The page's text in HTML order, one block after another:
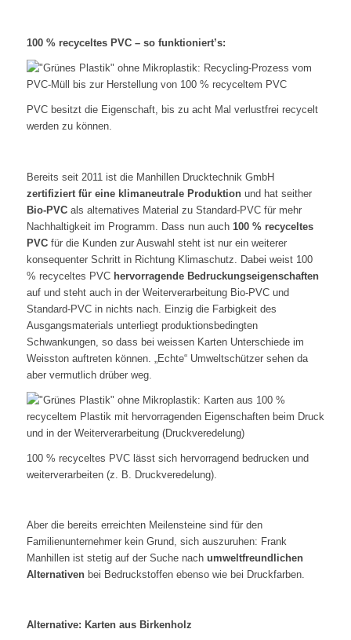
100 % recyceltes PVC – so funktioniert’s:
PVC besitzt die Eigenschaft, bis zu acht Mal verlustfrei recycelt
werden zu können.
Bereits seit 2011 ist die Manhillen Drucktechnik GmbH
zertifiziert für eine klimaneutrale Produktionund hat seither
Bio-PVCals alternatives Material zu Standard-PVC für mehr
Nachhaltigkeit im Programm. Dass nun auch 100 % recyceltes
PVCfür die Kunden zur Auswahl steht ist nur ein weiterer
konsequenter Schritt in Richtung Klimaschutz. Dabei weist 100
% recyceltes PVC hervorragende Bedruckungseigenschaften
auf und steht auch in der Weiterverarbeitung Bio-PVC und
Standard-PVC in nichts nach. Einzig die Farbigkeit des
Ausgangsmaterials unterliegt produktionsbedingten
Schwankungen, so dass bei weissen Karten Unterschiede im
Weisston auftreten können. „Echte“ Umweltschützer sehen da
aber vermutlich drüber weg.
100 % recyceltes PVC lässt sich hervorragend bedrucken und
weiterverarbeiten (z. B. Druckveredelung).
Aber die bereits erreichten Meilensteine sind für den
Familienunternehmer kein Grund, sich auszuruhen: Frank
Manhillen ist stetig auf der Suche nach umweltfreundlichen
Alternativenbei Bedruckstoffen ebenso wie bei Druckfarben.
Alternative: Karten aus Birkenholz